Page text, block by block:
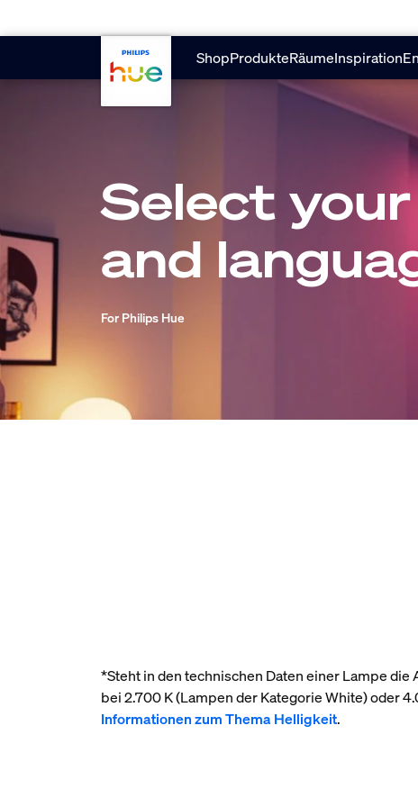
ShopProdukteRäumeInspiration
Select
and
For Philips Hue
*Steht in den technischen Daten einer Lampe
bei 2.700 K (Lampen der Kategorie White) oder
Informationen zum Thema Helligkeit.